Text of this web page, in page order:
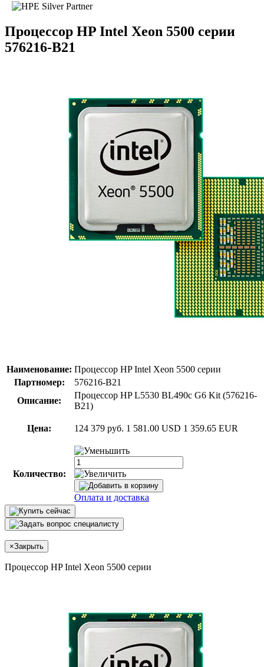
Процессор HP Intel Xeon 5500 серии
576216-B21
Наименование: Процессор HP Intel Xeon 5500 серии
Партномер:
576216-B21
Описание:
Процессор HP L5530 BL490c G6 Kit (576216-
B21)
Цена: 124 379 руб. 1 581.00 USD 1 359.65 EUR
Количество:
Оплата и доставка
×Закрыть
Процессор HP Intel Xeon 5500 серии